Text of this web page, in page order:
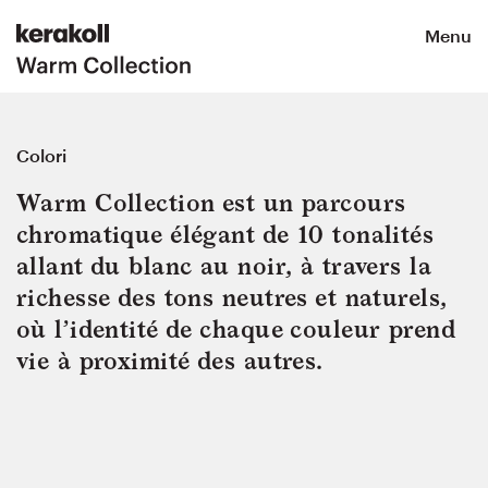
Menu
Colori
Warm Collection est un parcours
chromatique élégant de 10 tonalités
allant du blanc au noir, à travers la
richesse des tons neutres et naturels,
où l’identité de chaque couleur prend
vie à proximité des autres.